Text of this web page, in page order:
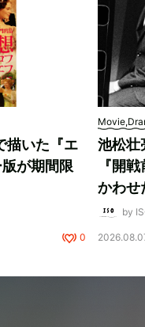
描いた『エ
が期間限
0
池松壮
『開
かわせ
by